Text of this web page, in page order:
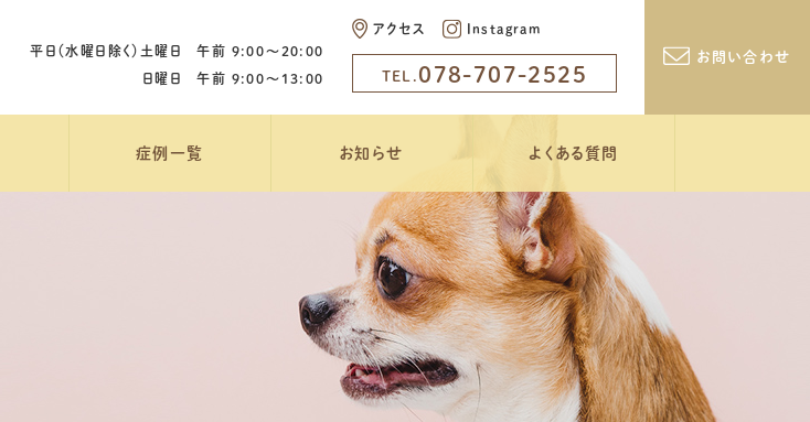
平日（水曜日除く）土曜日 午前 9:00〜20:00
日曜日 午前 9:00〜13:00
アクセス Instagram
TEL. 078-707-2525
お問い合わせ
症例一覧 お知らせ よくある質問